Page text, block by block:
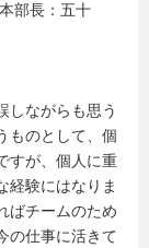
部長：五十
しながらも思う
ものとして、個
すが、個人に重
経験にはなりま
ばチームのため
の仕事に活きて